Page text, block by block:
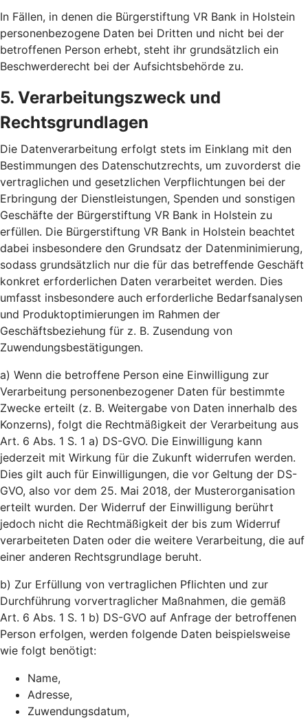
In Fällen, in denen die Bürgerstiftung VR Bank in Holstein
personenbezogene Daten bei Dritten und nicht bei der
betroffenen Person erhebt, steht ihr grundsätzlich ein
Beschwerderecht bei der Aufsichtsbehörde zu.
5. Verarbeitungszweck und
Rechtsgrundlagen
Die Datenverarbeitung erfolgt stets im Einklang mit den
Bestimmungen des Datenschutzrechts, um zuvorderst die
vertraglichen und gesetzlichen Verpflichtungen bei der
Erbringung der Dienstleistungen, Spenden und sonstigen
Geschäfte der Bürgerstiftung VR Bank in Holstein zu
erfüllen. Die Bürgerstiftung VR Bank in Holstein beachtet
dabei insbesondere den Grundsatz der Datenminimierung,
sodass grundsätzlich nur die für das betreffende Geschäft
konkret erforderlichen Daten verarbeitet werden. Dies
umfasst insbesondere auch erforderliche Bedarfsanalysen
und Produktoptimierungen im Rahmen der
Geschäftsbeziehung für z. B. Zusendung von
Zuwendungsbestätigungen.
a) Wenn die betroffene Person eine Einwilligung zur
Verarbeitung personenbezogener Daten für bestimmte
Zwecke erteilt (z. B. Weitergabe von Daten innerhalb des
Konzerns), folgt die Rechtmäßigkeit der Verarbeitung aus
Art. 6 Abs. 1 S. 1 a) DS-GVO. Die Einwilligung kann
jederzeit mit Wirkung für die Zukunft widerrufen werden.
Dies gilt auch für Einwilligungen, die vor Geltung der DS-
GVO, also vor dem 25. Mai 2018, der Musterorganisation
erteilt wurden. Der Widerruf der Einwilligung berührt
jedoch nicht die Rechtmäßigkeit der bis zum Widerruf
verarbeiteten Daten oder die weitere Verarbeitung, die auf
einer anderen Rechtsgrundlage beruht.
b) Zur Erfüllung von vertraglichen Pflichten und zur
Durchführung vorvertraglicher Maßnahmen, die gemäß
Art. 6 Abs. 1 S. 1 b) DS-GVO auf Anfrage der betroffenen
Person erfolgen, werden folgende Daten beispielsweise
wie folgt benötigt:
Name,
Adresse,
Zuwendungsdatum,